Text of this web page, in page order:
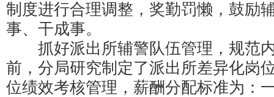
制度进行合理调整，奖勤罚懒，鼓励
事、干成事。
抓好派出所辅警队伍管理，规范
前，分局研究制定了派出所差异化岗
位绩效考核管理，薪酬分配标准为：